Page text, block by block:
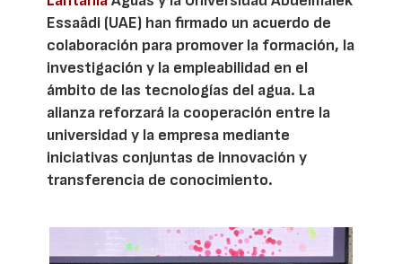
Essaâdi (UAE) han firmado un acuerdo de
colaboración para promover la formación, la
investigación y la empleabilidad en el
ámbito de las tecnologías del agua. La
alianza reforzará la cooperación entre la
universidad y la empresa mediante
iniciativas conjuntas de innovación y
transferencia de conocimiento.